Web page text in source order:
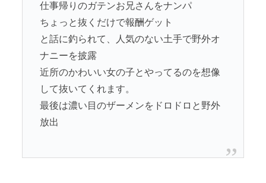
仕事帰りのガテンお兄さんをナンパ
ちょっと抜くだけで報酬ゲット
と話に釣られて、人気のない土手で野外オ
ナニーを披露
近所のかわいい女の子とやってるのを想像
して抜いてくれます。
最後は濃い目のザーメンをドロドロと野外
放出